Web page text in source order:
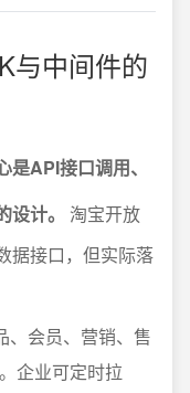
与中间件的
API接口调用、
计。
淘宝开放
据接口，但实际落
、会员、营销、售
企业可定时拉